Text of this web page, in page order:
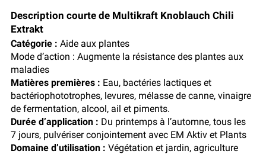
Description courte de Multikraft Knoblauch Chili
Extrakt
Catégorie : Aide aux plantes
Mode d’action : Augmente la résistance des plantes aux
maladies
Matières premières : Eau, bactéries lactiques et
bactériophototrophes, levures, mélasse de canne, vinaigre
de fermentation, alcool, ail et piments.
Durée d’application : Du printemps à l’automne, tous les
7 jours, pulvériser conjointement avec EM Aktiv et Plants
Domaine d’utilisation : Végétation et jardin, agriculture